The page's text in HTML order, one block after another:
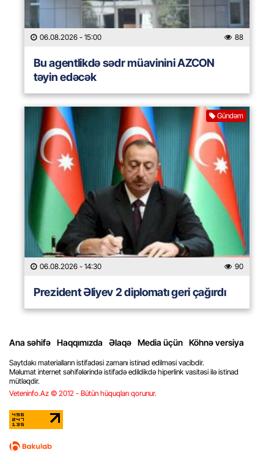
06.08.2026 - 15:00 88
Bu agentlikdə sədr müavinini AZCON
təyin edəcək
Gündəm
06.08.2026 - 14:30 90
Prezident Əliyev 2 diplomatı geri çağırdı
Ana səhifə Haqqımızda Əlaqə Media üçün Köhnə versiya
Saytdakı materialların istifadəsi zamanı istinad edilməsi vacibdir.
Məlumat internet səhifələrində istifadə edildikdə hiperlink vasitəsi ilə istinad
mütləqdir.
Veteninfo.Az © 2012 - Bütün hüquqları qorunur.